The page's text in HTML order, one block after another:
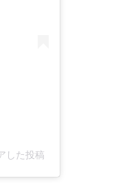
した投稿